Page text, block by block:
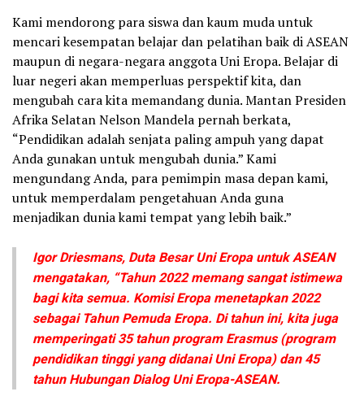
Kami mendorong para siswa dan kaum muda untuk
mencari kesempatan belajar dan pelatihan baik di ASEAN
maupun di negara-negara anggota Uni Eropa. Belajar di
luar negeri akan memperluas perspektif kita, dan
mengubah cara kita memandang dunia. Mantan Presiden
Afrika Selatan Nelson Mandela pernah berkata,
“Pendidikan adalah senjata paling ampuh yang dapat
Anda gunakan untuk mengubah dunia.” Kami
mengundang Anda, para pemimpin masa depan kami,
untuk memperdalam pengetahuan Anda guna
menjadikan dunia kami tempat yang lebih baik.”
Igor Driesmans, Duta Besar Uni Eropa untuk ASEAN
mengatakan, “Tahun 2022 memang sangat istimewa
bagi kita semua. Komisi Eropa menetapkan 2022
sebagai Tahun Pemuda Eropa. Di tahun ini, kita juga
memperingati 35 tahun program Erasmus (program
pendidikan tinggi yang didanai Uni Eropa) dan 45
tahun Hubungan Dialog Uni Eropa-ASEAN.